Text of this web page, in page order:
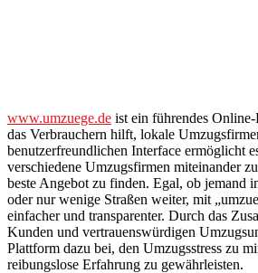
www.umzuege.de ist ein führendes
das Verbrauchern hilft, lokale
benutzerfreundlichen Interface ermöglicht
verschiedene Umzugsfirmen miteinander
beste Angebot zu finden. Egal, ob jemand
oder nur wenige Straßen weiter, mit
einfacher und transparenter. Durch das
Kunden und vertrauenswürdigen
Plattform dazu bei, den Umzugsstress zu
reibungslose Erfahrung zu gewährleisten.